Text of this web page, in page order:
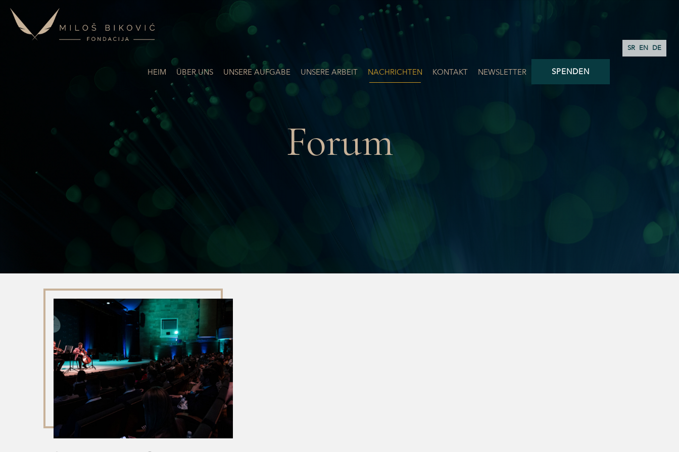
HEIM ÜBER UNS UNSERE AUFGABE UNSERE ARBEIT NACHRICHTEN KONTAKT NEWSLETTER SPENDEN
SR EN DE
Forum